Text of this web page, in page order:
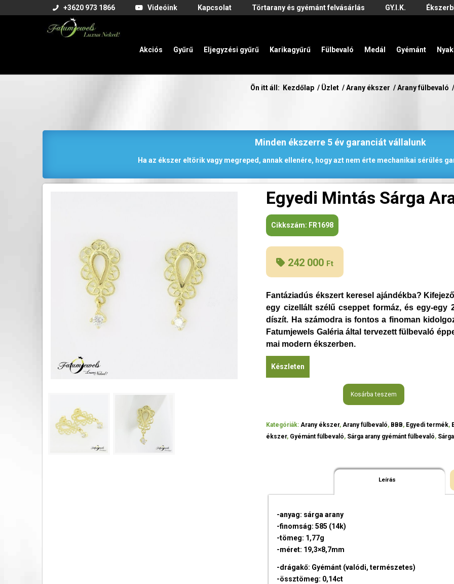
+3620 973 1866 Videóink Kapcsolat Törtarany és gyémánt felvásárlás GY.I.K.
Akciós Gyűrű Eljegyzési gyűrű Karikagyűrű Fülbevaló Medál Gyémánt
Ön itt áll: Kezdőlap / Üzlet / Arany ékszer / Arany fülbevaló /
Minden ékszerre 5 év garanciát vállalunk
Ha az ékszer eltörik vagy megreped, annak ellenére, hogy azt nem érte mechanikai sérülés
Egyedi Mintás Sárga
Cikkszám: FR1698
242 000 Ft
Fantáziadús ékszert keresel ajándékba?
egy cizellált szélű cseppet formáz, és egy-
díszít. Ha számodra is fontos a finoman
Fatumjewels Galéria által tervezett fülbevaló
mai modern ékszerben.
Készleten
Kosárba teszem
Kategóriák:Arany ékszer,Arany fülbevaló, BBB, Egyedi termék,
ékszer, Gyémánt fülbevaló, Sárga arany gyémánt fülbevaló,
Leírás
-anyag: sárga arany
-finomság: 585 (14k)
-tömeg: 1,77g
-méret: 19,3×8,7mm
-drágakő: Gyémánt (valódi, természetes)
-össztömeg: 0,14ct